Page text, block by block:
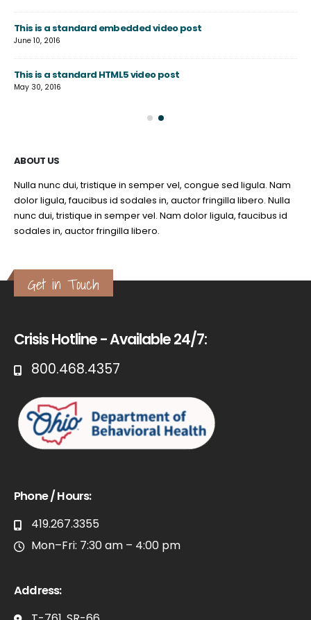
This is a standard embedded video post
June 10, 2016
This is a standard HTML5 video post
May 30, 2016
ABOUT US
Nulla nunc dui, tristique in semper vel, congue sed ligula. Nam
dolor ligula, faucibus id sodales in, auctor fringilla libero. Nulla
nunc dui, tristique in semper vel. Nam dolor ligula, faucibus id
sodales in, auctor fringilla libero.
Get in Touch
Crisis Hotline - Available 24/7:
800.468.4357
Phone / Hours:
419.267.3355
Mon–Fri: 7:30 am – 4:00 pm
Address: